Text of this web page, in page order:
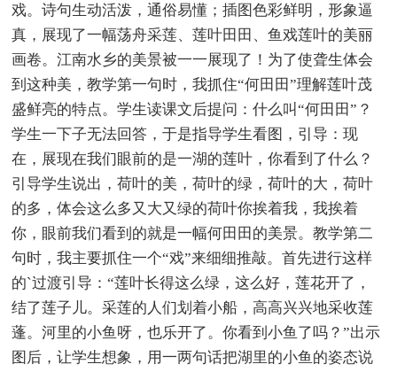
戏。诗句生动活泼，通俗易懂；插图色彩鲜明，形象逼
真，展现了一幅荡舟采莲、莲叶田田、鱼戏莲叶的美丽
画卷。江南水乡的美景被一一展现了！为了使聋生体会
到这种美，教学第一句时，我抓住“何田田”理解莲叶茂
盛鲜亮的特点。学生读课文后提问：什么叫“何田田”？
学生一下子无法回答，于是指导学生看图，引导：现
在，展现在我们眼前的是一湖的莲叶，你看到了什么？
引导学生说出，荷叶的美，荷叶的绿，荷叶的大，荷叶
的多，体会这么多又大又绿的荷叶你挨着我，我挨着
你，眼前我们看到的就是一幅何田田的美景。教学第二
句时，我主要抓住一个“戏”来细细推敲。首先进行这样
的`过渡引导：“莲叶长得这么绿，这么好，莲花开了，
结了莲子儿。采莲的人们划着小船，高高兴兴地采收莲
蓬。河里的小鱼呀，也乐开了。你看到小鱼了吗？”出示
图后，让学生想象，用一两句话把湖里的小鱼的姿态说